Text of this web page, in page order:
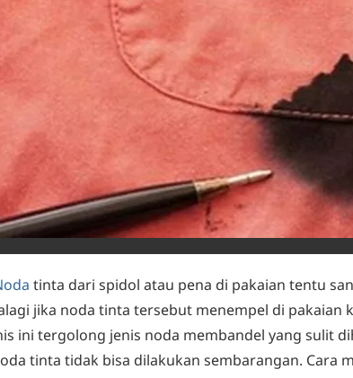
tinta dari spidol atau pena di pakaian tentu
jika noda tinta tersebut menempel di pakaian
ini tergolong jenis noda membandel yang sulit
tinta tidak bisa dilakukan sembarangan. Cara